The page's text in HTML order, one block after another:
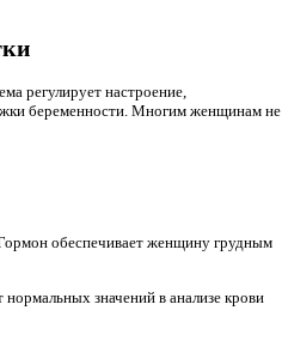
регулирует настроение,
беременности. Многим женщинам не
обеспечивает женщину грудным
значений в анализе крови